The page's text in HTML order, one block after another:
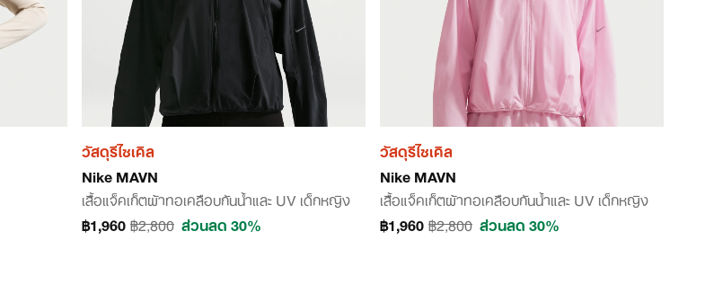
วัสดุรีไซเคิล
Nike MAVN
เสื้อแจ็คเก็ตผ้าทอเคลือบกันน้ำและ UV เด็กหญิง
฿1,960฿2,800 ส่วนลด 30%
วัสดุรีไซเคิล
Nike MAVN
เสื้อแจ็คเก็ตผ้าทอเคลือบกันน้ำและ UV เด็กหญิง
฿1,960฿2,800 ส่วนลด 30%